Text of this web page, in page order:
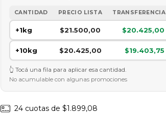
CANTIDAD PRECIO LISTA TRANSFERENCIA
+1kg $21.500,00 $20.425,00
+10kg $20.425,00 $19.403,75
Tocá una fila para aplicar esa cantidad.
No acumulable con algunas promociones
24 cuotas de $1.899,08